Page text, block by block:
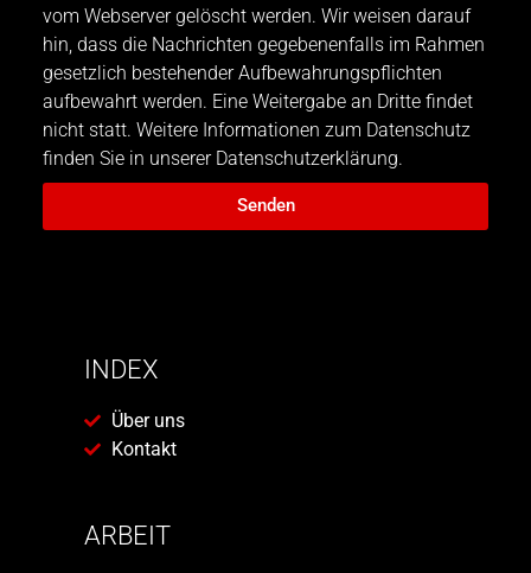
vom Webserver gelöscht werden. Wir weisen darauf
hin, dass die Nachrichten gegebenenfalls im Rahmen
gesetzlich bestehender Aufbewahrungspflichten
aufbewahrt werden. Eine Weitergabe an Dritte findet
nicht statt. Weitere Informationen zum Datenschutz
finden Sie in unserer Datenschutzerklärung.
Senden
INDEX
Über uns
Kontakt
ARBEIT